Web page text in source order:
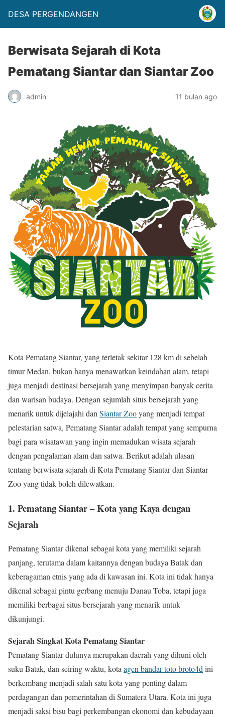
DESA PERGENDANGEN
Berwisata Sejarah di Kota
Pematang Siantar dan Siantar Zoo
admin 11 bulan ago
Kota Pematang Siantar, yang terletak sekitar 128 km di sebelah
timur Medan, bukan hanya menawarkan keindahan alam, tetapi
juga menjadi destinasi bersejarah yang menyimpan banyak cerita
dan warisan budaya. Dengan sejumlah situs bersejarah yang
menarik untuk dijelajahi dan Siantar Zooyang menjadi tempat
pelestarian satwa, Pematang Siantar adalah tempat yang sempurna
bagi para wisatawan yang ingin memadukan wisata sejarah
dengan pengalaman alam dan satwa. Berikut adalah ulasan
tentang berwisata sejarah di Kota Pematang Siantar dan Siantar
Zoo yang tidak boleh dilewatkan.
1. Pematang Siantar – Kota yang Kaya dengan
Sejarah
Pematang Siantar dikenal sebagai kota yang memiliki sejarah
panjang, terutama dalam kaitannya dengan budaya Batak dan
keberagaman etnis yang ada di kawasan ini. Kota ini tidak hanya
dikenal sebagai pintu gerbang menuju Danau Toba, tetapi juga
memiliki berbagai situs bersejarah yang menarik untuk
dikunjungi.
Sejarah Singkat Kota Pematang Siantar
Pematang Siantar dulunya merupakan daerah yang dihuni oleh
suku Batak, dan seiring waktu, kotaagen bandar toto broto4dini
berkembang menjadi salah satu kota yang penting dalam
perdagangan dan pemerintahan di Sumatera Utara. Kota ini juga
menjadi saksi bisu bagi perkembangan ekonomi dan kebudayaan